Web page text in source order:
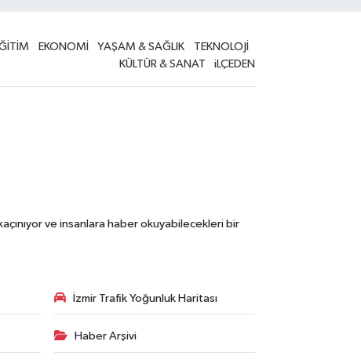
EKONOMİ YAŞAM & SAĞLIK
TEKNOLOJİ
KÜLTÜR & SANAT
iLÇEDEN
ve insanlara haber okuyabilecekleri bir
İzmir Trafik Yoğunluk Haritası
Haber Arşivi